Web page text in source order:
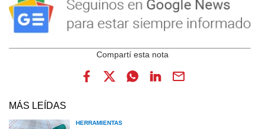
MÁS LEÍDAS
HERRAMIENTAS